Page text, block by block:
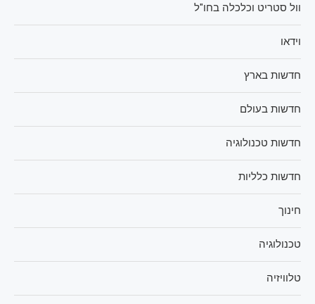
וול סטריט וכלכלה בחו"ל
וידאו
חדשות בארץ
חדשות בעולם
חדשות טכנולוגיה
חדשות כלליות
חינוך
טכנולוגיה
טלוויזיה